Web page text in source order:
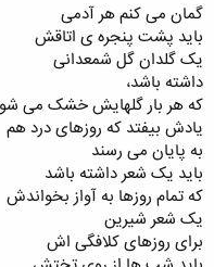
‌گمان می کنم هر آدمی
باید پشت پنجره ی اتاقش
یک گلدان گل شمعدانی
داشته باشد،
که هر بار گلهایش خشک می
یادش بیفتد که روزهای درد هم
به پایان می رسند
باید یک شعر داشته باشد
که تمام روزها به آواز بخواندش
یک شعر شیرین
برای روزهای کلافگی اش